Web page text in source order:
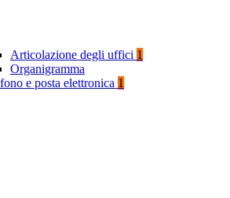
Articolazione degli uffici 1
Organigramma
e posta elettronica 1